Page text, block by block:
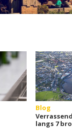
Blog
langs 7